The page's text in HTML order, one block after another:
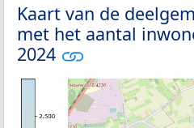
Kaart van de
met het aantal
2024